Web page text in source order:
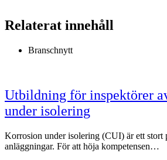
Relaterat innehåll
Branschnytt
Utbildning för inspektörer
under isolering
Korrosion under isolering (CUI) är ett stort
anläggningar. För att höja kompetensen…